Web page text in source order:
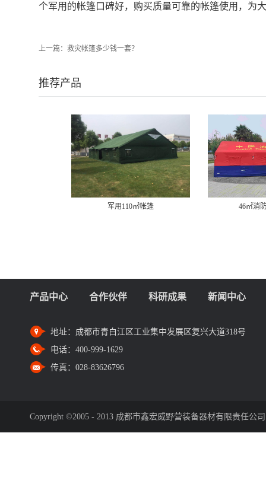
个军用的帐篷口碑好，购买质量可靠的帐篷使用，为
上一篇： 救灾帐篷多少钱一套？
推荐产品
军用110㎡帐篷 46㎡消
产品中心 合作伙伴 科研成果 新闻中心
地址： 成都市青白江区工业集中发展区复兴大道318号
电话： 400-999-1629
传真： 028-83626796
Copyright ©2005 - 2013 成都市鑫宏威野营装备器材有限责任公司